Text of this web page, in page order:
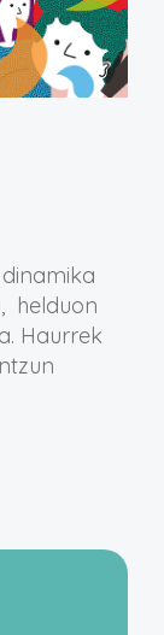
helduon
Haurrek